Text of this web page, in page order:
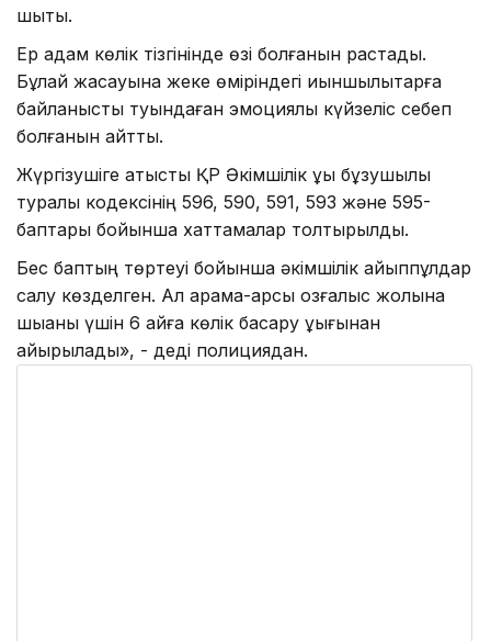
шықты.
Ер адам көлік тізгінінде өзі болғанын растады.
Бұлай жасауына жеке өміріндегі қиыншылықтарға
байланысты туындаған эмоциялық күйзеліс себеп
болғанын айтты.
Жүргізушіге қатысты ҚР Әкімшілік құқық бұзушылық
туралы кодексінің 596, 590, 591, 593 және 595-
баптары бойынша хаттамалар толтырылды.
Бес баптың төртеуі бойынша әкімшілік айыппұлдар
салу көзделген. Ал қарама-қарсы қозғалыс жолына
шыққаны үшін 6 айға көлік басқару құқығынан
айырылады», - деді полициядан.